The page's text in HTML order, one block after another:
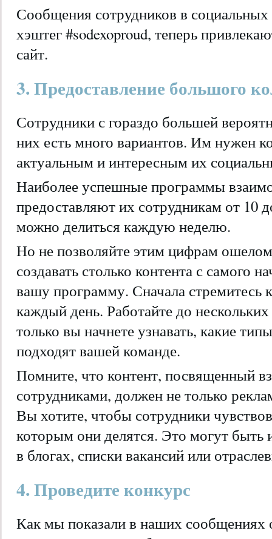
Сообщения сотрудников в
хэштег #sodexoproud, теперь
сайт.
3. Предоставление большого
Сотрудники с гораздо большей
них есть много вариантов. Им нужен
актуальным и интересным их
Наиболее успешные программы
предоставляют их сотрудникам от 10
можно делиться каждую неделю.
Но не позволяйте этим цифрам
создавать столько контента с самого
вашу программу. Сначала стремитесь
каждый день. Работайте до
только вы начнете узнавать, какие
подходят вашей команде.
Помните, что контент, посвященный
сотрудниками, должен не только
Вы хотите, чтобы сотрудники
которым они делятся. Это могут
в блогах, списки вакансий или
4. Проведите конкурс
Как мы показали в наших сообщениях